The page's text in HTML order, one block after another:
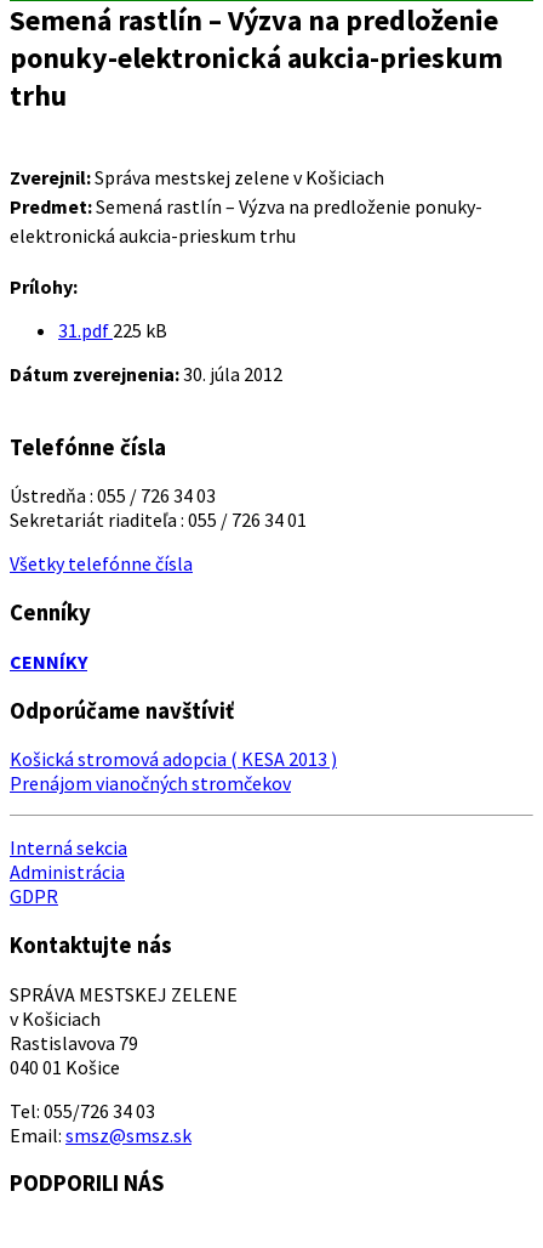
Semená rastlín – Výzva na predloženie
ponuky-elektronická aukcia-prieskum
trhu
Zverejnil:Správa mestskej zelene v Košiciach
Predmet:Semená rastlín – Výzva na predloženie ponuky-
elektronická aukcia-prieskum trhu
Prílohy:
31.pdf Veľkosť
225 kB
Dátum zverejnenia:30. júla 2012
Telefónne čísla
Ústredňa : 055 / 726 34 03
Sekretariát riaditeľa : 055 / 726 34 01
Všetky telefónne čísla
Cenníky
CENNÍKY
Odporúčame navštíviť
Košická stromová adopcia ( KESA 2013 )
Prenájom vianočných stromčekov
Interná sekcia
Administrácia
GDPR
Kontaktujte nás
SPRÁVA MESTSKEJ ZELENE
v Košiciach
Rastislavova 79
040 01 Košice
Tel: 055/726 34 03
Email: smsz@smsz.sk
PODPORILI NÁS